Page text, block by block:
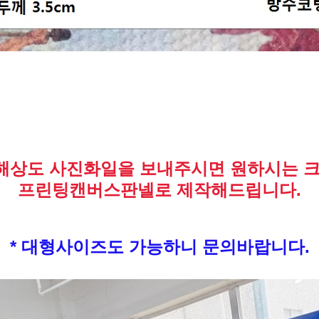
상도 사진화일을 보내주시면 원하시는
프린팅캔버스판넬로 제작해드립니다.
* 대형사이즈도 가능하니 문의바랍니다.